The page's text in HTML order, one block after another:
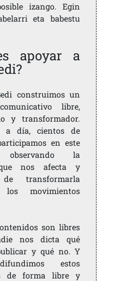
izango. Egin
eta babestu
apoyar a
construimos un
libre,
y transformador.
día, cientos de
en este
observando la
nos afecta y
transformarla
movimientos
son libres
nos dicta qué
y qué no. Y
estos
de forma libre y